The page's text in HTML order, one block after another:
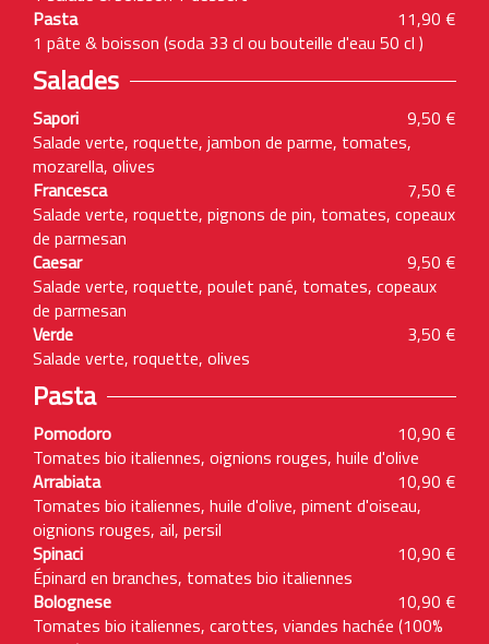
Pasta
11,90 €
1 pâte & boisson (soda 33 cl ou bouteille d'eau 50 cl )
Salades
Sapori
9,50 €
Salade verte, roquette, jambon de parme, tomates,
mozarella, olives
Francesca
7,50 €
Salade verte, roquette, pignons de pin, tomates, copeaux
de parmesan
Caesar
9,50 €
Salade verte, roquette, poulet pané, tomates, copeaux
de parmesan
Verde
3,50 €
Salade verte, roquette, olives
Pasta
Pomodoro
10,90 €
Tomates bio italiennes, oignions rouges, huile d'olive
Arrabiata
10,90 €
Tomates bio italiennes, huile d'olive, piment d'oiseau,
oignions rouges, ail, persil
Spinaci
10,90 €
Épinard en branches, tomates bio italiennes
Bolognese
10,90 €
Tomates bio italiennes, carottes, viandes hachée (100%